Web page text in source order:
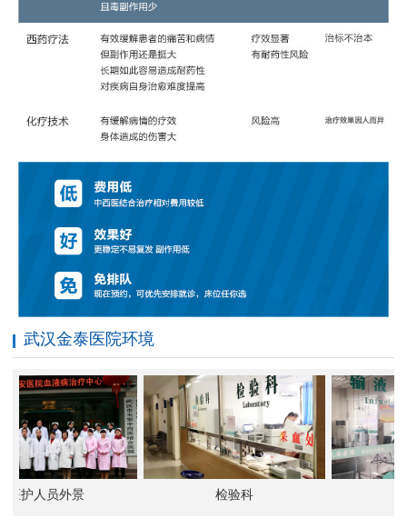
武汉金泰医院环境
护人员外景 检验科